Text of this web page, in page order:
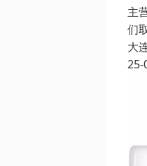
主
们
大
25-